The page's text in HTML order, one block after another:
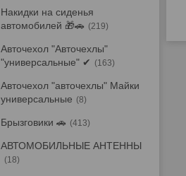
Накидки на сиденья
автомобилей 🎁🚗
219
Авточехол "Авточехлы"
"универсальные" ✔
163
Авточехол "авточехлы" Майки
универсальные
8
Брызговики 🚗 413
АВТОМОБИЛЬНЫЕ АНТЕННЫ
18